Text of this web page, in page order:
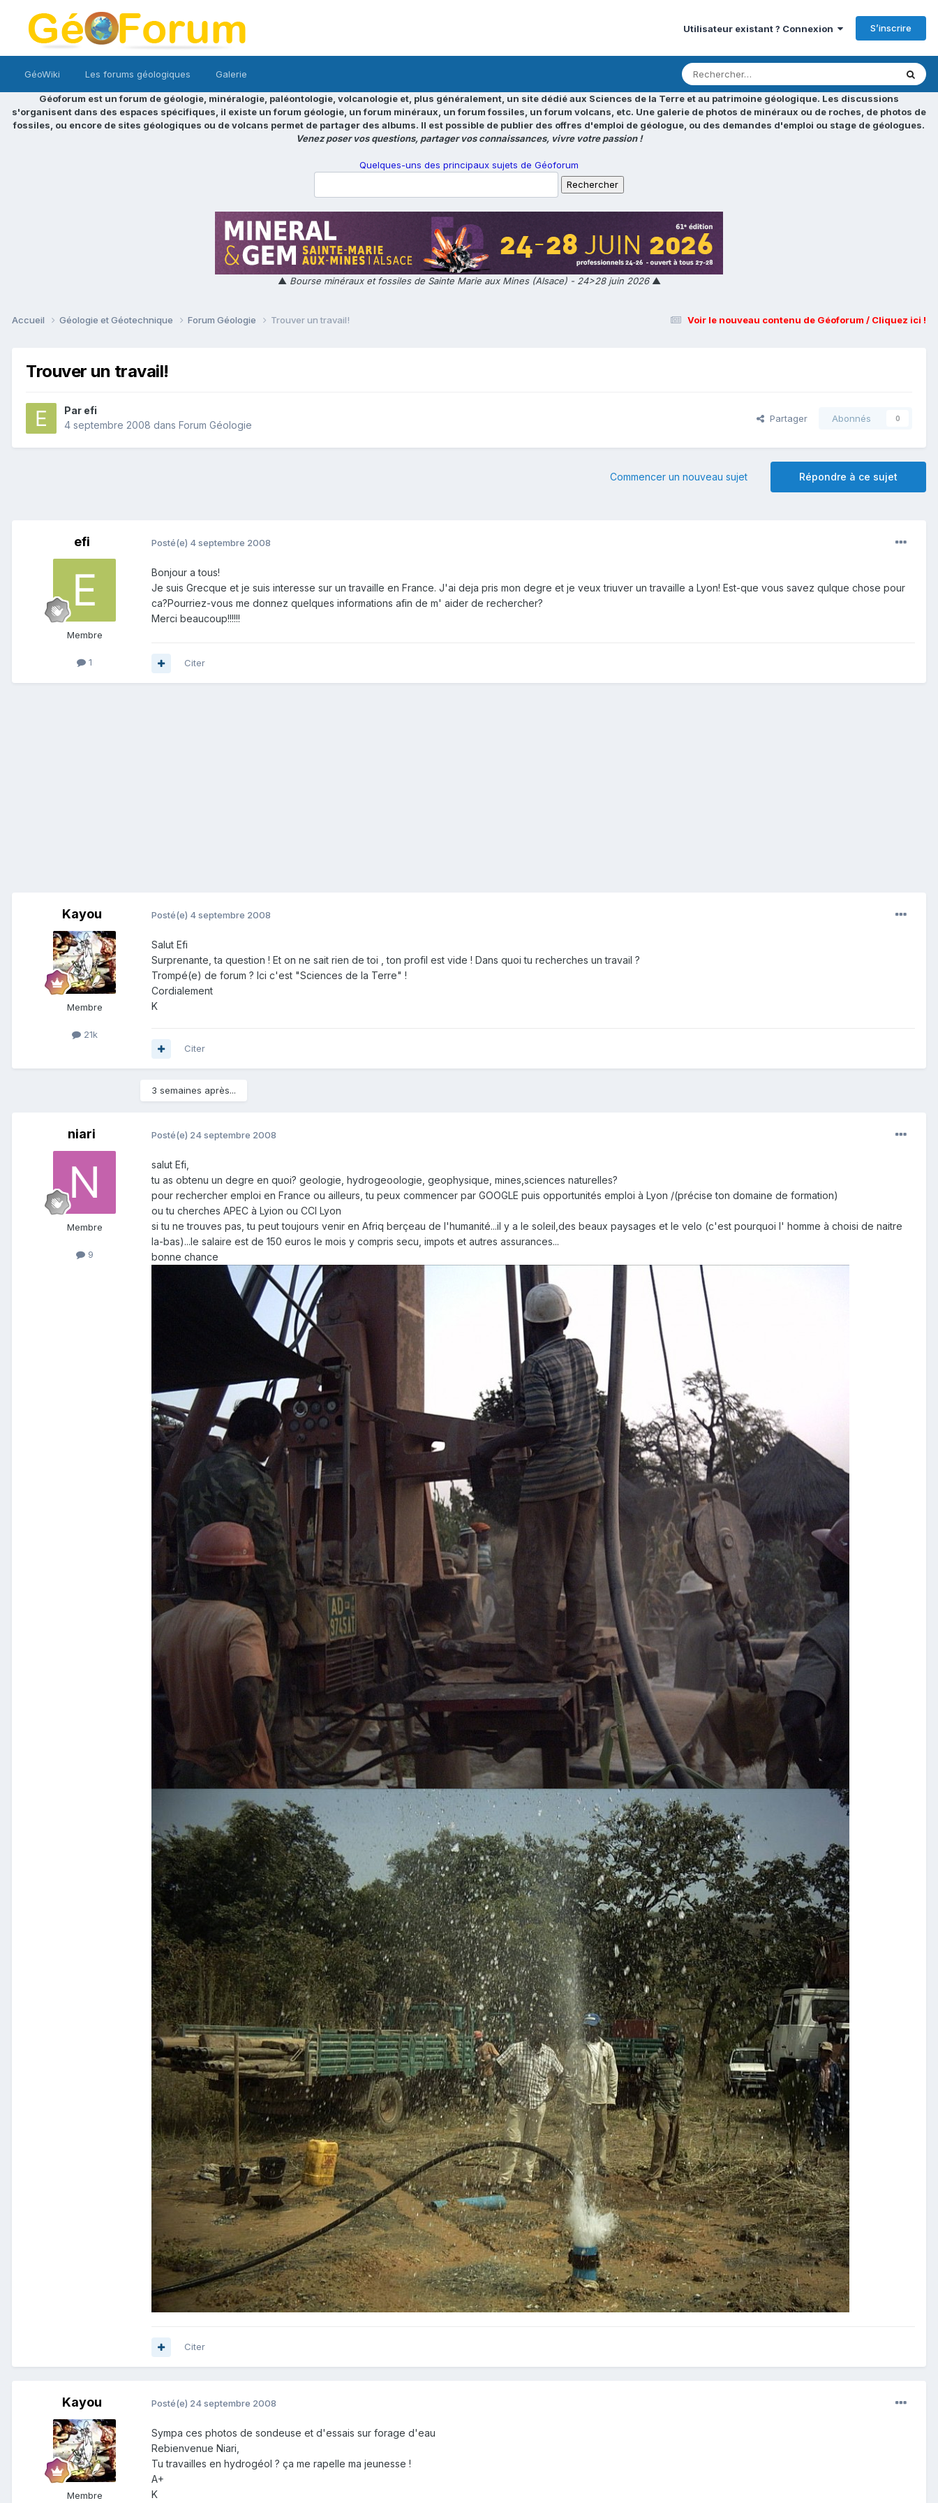
Utilisateur existant ? Connexion S’inscrire
GéoWiki Les forums géologiques Galerie
Géoforum est un forum de géologie, minéralogie, paléontologie, volcanologie et, plus généralement, un site dédié aux Sciences de la Terre et au patrimoine géologique. Les discussions
s'organisent dans des espaces spécifiques, il existe un forum géologie, un forum minéraux, un forum fossiles, un forum volcans, etc. Une galerie de photos de minéraux ou de roches, de photos de
fossiles, ou encore de sites géologiques ou de volcans permet de partager des albums. Il est possible de publier des offres d'emploi de géologue, ou des demandes d'emploi ou stage de géologues.
Venez poser vos questions, partager vos connaissances, vivre votre passion !
Quelques-uns des principaux sujets de Géoforum
▲ Bourse minéraux et fossiles de Sainte Marie aux Mines (Alsace) - 24>28 juin 2026▲
Voir le nouveau contenu de Géoforum / Cliquez ici !
Accueil Géologie et Géotechnique Forum Géologie Trouver un travail!
Trouver un travail!
Par efi
4 septembre 2008 dans Forum Géologie
Partager Abonnés 0
Répondre à ce sujet
Commencer un nouveau sujet
efi
Membre
1
Posté(e) 4 septembre 2008
Bonjour a tous!
Je suis Grecque et je suis interesse sur un travaille en France. J'ai deja pris mon degre et je veux triuver un travaille a Lyon! Est-que vous savez qulque chose pour
ca?Pourriez-vous me donnez quelques informations afin de m' aider de rechercher?
Merci beaucoup!!!!!!
Citer
Kayou
Membre
21k
Posté(e) 4 septembre 2008
Salut Efi
Surprenante, ta question ! Et on ne sait rien de toi , ton profil est vide ! Dans quoi tu recherches un travail ?
Trompé(e) de forum ? Ici c'est "Sciences de la Terre" !
Cordialement
K
Citer
3 semaines après...
niari
Membre
9
Posté(e) 24 septembre 2008
salut Efi,
tu as obtenu un degre en quoi? geologie, hydrogeoologie, geophysique, mines,sciences naturelles?
pour rechercher emploi en France ou ailleurs, tu peux commencer par GOOGLE puis opportunités emploi à Lyon /(précise ton domaine de formation)
ou tu cherches APEC à Lyion ou CCI Lyon
si tu ne trouves pas, tu peut toujours venir en Afriq berçeau de l'humanité...il y a le soleil,des beaux paysages et le velo (c'est pourquoi l' homme à choisi de naitre
la-bas)...le salaire est de 150 euros le mois y compris secu, impots et autres assurances...
bonne chance
Citer
Kayou
Membre
Posté(e) 24 septembre 2008
Sympa ces photos de sondeuse et d'essais sur forage d'eau
Rebienvenue Niari,
Tu travailles en hydrogéol ? ça me rapelle ma jeunesse !
A+
K